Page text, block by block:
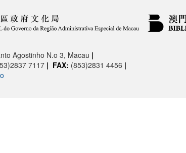
Agostinho N.o 3, Macau |
7117 | FAX: (853)2831 4456 |